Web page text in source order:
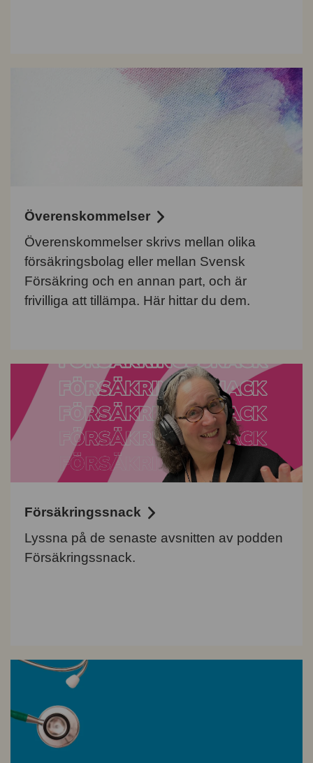
Överenskommelser
Överenskommelser skrivs mellan olika
försäkringsbolag eller mellan Svensk
Försäkring och en annan part, och är
frivilliga att tillämpa. Här hittar du dem.
Försäkringssnack
Lyssna på de senaste avsnitten av podden
Försäkringssnack.